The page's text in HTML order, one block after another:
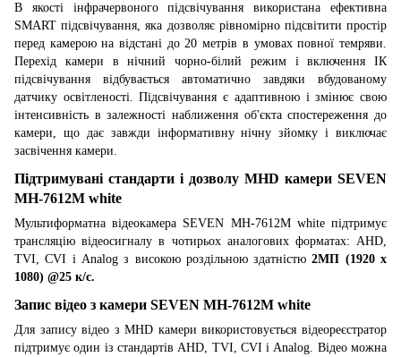
В якості інфрачервоного підсвічування використана ефективна
SMART підсвічування, яка дозволяє рівномірно підсвітити простір
перед камерою на відстані до 20 метрів в умовах повної темряви.
Перехід камери в нічний чорно-білий режим і включення ІК
підсвічування відбувається автоматично завдяки вбудованому
датчику освітленості. Підсвічування є адаптивною і змінює свою
інтенсивність в залежності наближення об'єкта спостереження до
камери, що дає завжди інформативну нічну зйомку і виключає
засвічення камери.
Підтримувані стандарти і дозволу MHD камери SEVEN
MH-7612M white
Мультиформатна відеокамера SEVEN MH-7612M white підтримує
трансляцію відеосигналу в чотирьох аналогових форматах: AHD,
TVI, CVI і Analog з високою роздільною здатністю2МП (1920 x
1080) @25 к/с.
Запис відео з камери SEVEN MH-7612M white
Для запису відео з MHD камери використовується відеореєстратор
підтримує один із стандартів AHD, TVI, CVI і Analog. Відео можна